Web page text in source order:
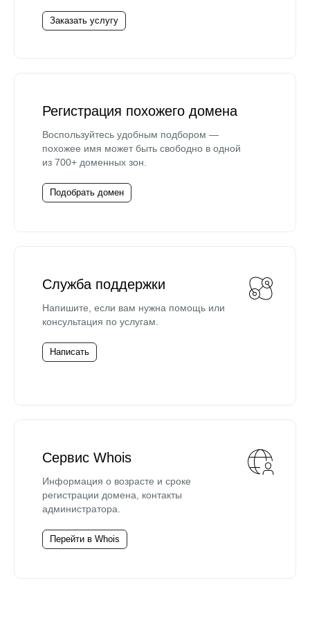
Заказать услугу
Регистрация похожего домена
Воспользуйтесь удобным подбором —
похожее имя может быть свободно в одной
из 700+ доменных зон.
Подобрать домен
Служба поддержки
Напишите, если вам нужна помощь или
консультация по услугам.
Написать
Сервис Whois
Информация о возрасте и сроке
регистрации домена, контакты
администратора.
Перейти в Whois